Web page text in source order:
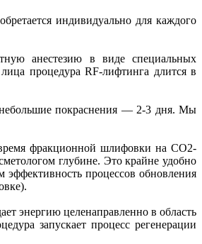
индивидуально для каждого
анестезию в виде специальных
процедура RF-лифтинга длится в
небольшие покраснения — 2-3 дня. Мы
фракционной шлифовки на СО2-
глубине. Это крайне удобно
процессов обновления
энергию целенаправленно в область
запускает процесс регенерации